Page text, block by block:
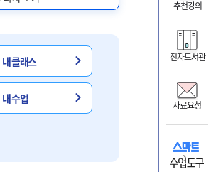
내 클래스
내 수업
추천강의
전자도서관
자료요청
내
비바샘
온리원
자료요